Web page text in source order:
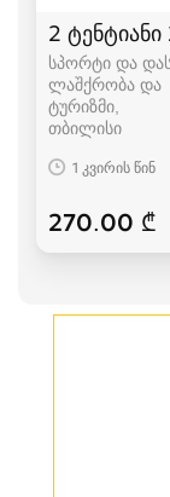
2 ტენტიანი
სპორტი და
ლაშქრობა და
ტურიზმი
თბილისი
1 კვირის წინ
270.00 ₾